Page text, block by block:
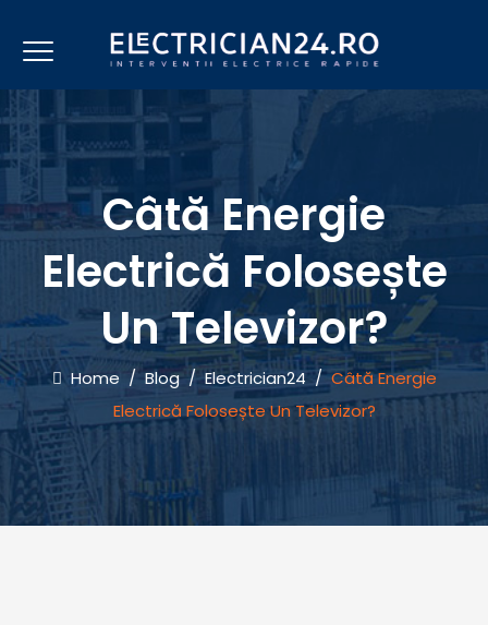
Câtă Energie
Electrică Folosește
Un Televizor?
Home /Blog/Electrician24/Câtă Energie
Electrică Folosește Un Televizor?